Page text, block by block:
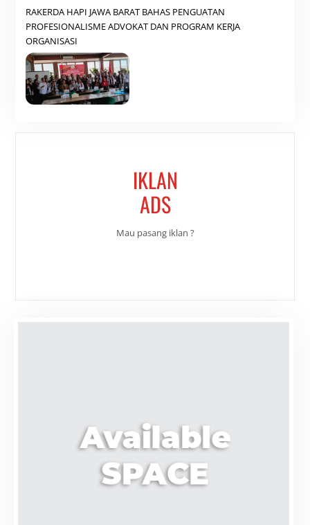
RAKERDA HAPI JAWA BARAT BAHAS PENGUATAN
PROFESIONALISME ADVOKAT DAN PROGRAM KERJA
ORGANISASI
IKLAN
ADS
Mau pasang iklan ?